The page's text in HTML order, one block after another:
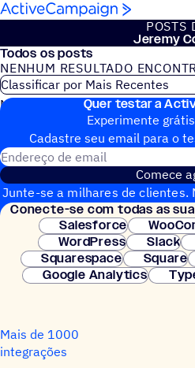
Pular para o conteúdo
POSTS
Jeremy
Todos os posts
NENHUM RESULTADO
Nenhum post do blog encontrado
Quer testar a
Experimente
Cadastre seu email para o
Comece
Junte-se a milhares de clientes.
crédito.
Conecte-se com todas as
Salesforce
WordPress
Slack
Squarespace
Square
Google Analytics
Mais de 1000
integrações